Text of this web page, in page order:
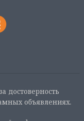
достоверность
объявлениях.